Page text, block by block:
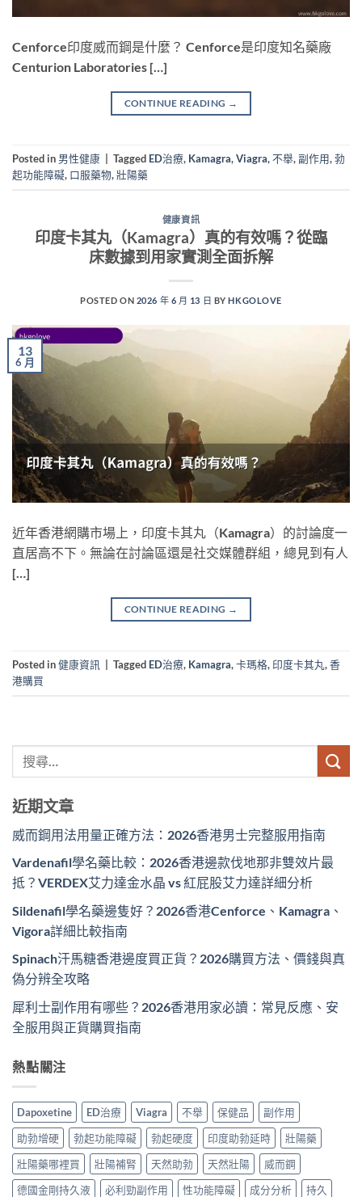
Cenforce印度威而鋼是什麼？ Cenforce是印度知名藥廠
Centurion Laboratories […]
CONTINUE READING →
Posted in 男性健康 Tagged ED治療, Kamagra,Viagra,不舉,副作用,勃
起功能障礙, 口服藥物,壯陽藥
健康資訊
印度卡其丸（Kamagra）真的有效嗎？從臨
床數據到用家實測全面拆解
POSTED ON 2026 年 6 月 13 日 BYHKGOLOVE
13
6 月
近年香港網購市場上，印度卡其丸（Kamagra）的討論度一
直居高不下。無論在討論區還是社交媒體群組，總見到有人
[…]
CONTINUE READING →
Posted in健康資訊 Tagged ED治療, Kamagra,卡瑪格,印度卡其丸,香
港購買
近期文章
威而鋼用法用量正確方法：2026香港男士完整服用指南
Vardenafil學名藥比較：2026香港邊款伐地那非雙效片最
抵？VERDEX艾力達金水晶 vs 紅屁股艾力達詳細分析
Sildenafil學名藥邊隻好？2026香港Cenforce、Kamagra、
Vigora詳細比較指南
Spinach汗馬糖香港邊度買正貨？2026購買方法、價錢與真
偽分辨全攻略
犀利士副作用有哪些？2026香港用家必讀：常見反應、安
全服用與正貨購買指南
熱點關注
Dapoxetine ED治療 Viagra 不舉 保健品
副作用
助勃增硬
勃起功能障礙 勃起硬度 印度助勃延時
壯陽藥
壯陽藥哪裡買
壯陽補腎 天然助勃 天然壯陽
威而鋼
德國金剛持久液
必利勁副作用 性功能障礙 成分分析 持久